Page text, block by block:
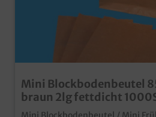
Mini Blockbodenbeutel
braun 2lg fettdicht